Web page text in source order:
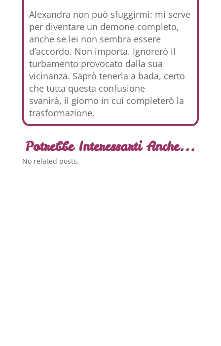
Alexandra non può sfuggirmi: mi serve
per diventare un demone completo,
anche se lei non sembra essere
d’accordo. Non importa. Ignorerò il
turbamento provocato dalla sua
vicinanza. Saprò tenerla a bada, certo
che tutta questa confusione
svanirà, il giorno in cui completerò la
trasformazione.
Potrebbe Interessarti Anche...
No related posts.